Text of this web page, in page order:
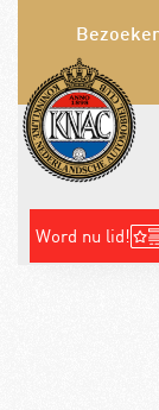
Word nu lid!